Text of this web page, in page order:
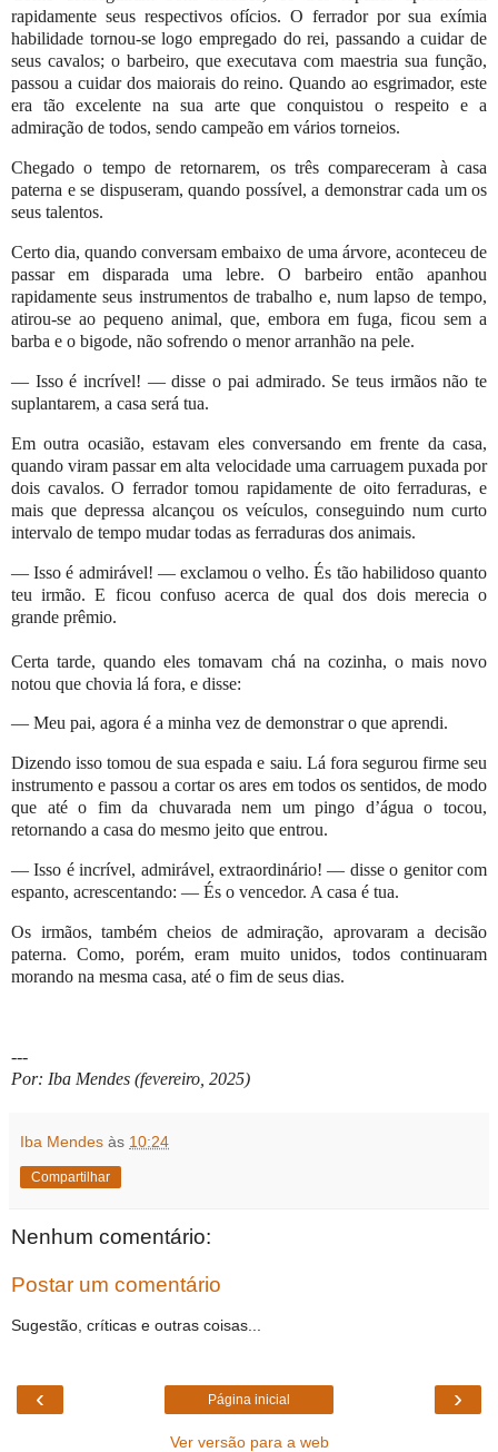
rapidamente seus respectivos ofícios. O ferrador por sua exímia
habilidade tornou-se logo empregado do rei, passando a cuidar de
seus cavalos; o barbeiro, que executava com maestria sua função,
passou a cuidar dos maiorais do reino. Quando ao esgrimador, este
era tão excelente na sua arte que conquistou o respeito e a
admiração de todos, sendo campeão em vários torneios.
Chegado o tempo de retornarem, os três compareceram à casa
paterna e se dispuseram, quando possível, a demonstrar cada um os
seus talentos.
Certo dia, quando conversam embaixo de uma árvore, aconteceu de
passar em disparada uma lebre. O barbeiro então apanhou
rapidamente seus instrumentos de trabalho e, num lapso de tempo,
atirou-se ao pequeno animal, que, embora em fuga, ficou sem a
barba e o bigode, não sofrendo o menor arranhão na pele.
— Isso é incrível! — disse o pai admirado. Se teus irmãos não te
suplantarem, a casa será tua.
Em outra ocasião, estavam eles conversando em frente da casa,
quando viram passar em alta velocidade uma carruagem puxada por
dois cavalos. O ferrador tomou rapidamente de oito ferraduras, e
mais que depressa alcançou os veículos, conseguindo num curto
intervalo de tempo mudar todas as ferraduras dos animais.
— Isso é admirável! — exclamou o velho. És tão habilidoso quanto
teu irmão. E ficou confuso acerca de qual dos dois merecia o
grande prêmio.
Certa tarde, quando eles tomavam chá na cozinha, o mais novo
notou que chovia lá fora, e disse:
— Meu pai, agora é a minha vez de demonstrar o que aprendi.
Dizendo isso tomou de sua espada e saiu. Lá fora segurou firme seu
instrumento e passou a cortar os ares em todos os sentidos, de modo
que até o fim da chuvarada nem um pingo d’água o tocou,
retornando a casa do mesmo jeito que entrou.
— Isso é incrível, admirável, extraordinário! — disse o genitor com
espanto, acrescentando: — És o vencedor. A casa é tua.
Os irmãos, também cheios de admiração, aprovaram a decisão
paterna. Como, porém, eram muito unidos, todos continuaram
morando na mesma casa, até o fim de seus dias.
---
Por: Iba Mendes (fevereiro, 2025)
Iba Mendes às 10:24
Compartilhar
Nenhum comentário:
Postar um comentário
Sugestão, críticas e outras coisas...
‹ ›
Página inicial
Ver versão para a web